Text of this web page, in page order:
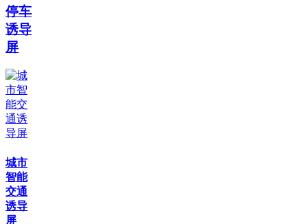
停车
诱导
屏
城市
智能
交通
诱导
屏